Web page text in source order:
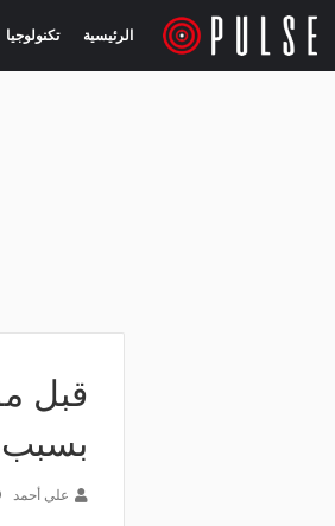
الرئيسية تكنولوجيا
قبل
علي أحمد